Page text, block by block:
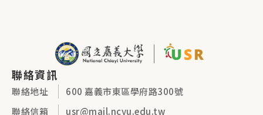
聯絡資訊
聯絡地址
600 嘉義市東區學府路300號
聯絡信箱
usr@mail.ncyu.edu.tw